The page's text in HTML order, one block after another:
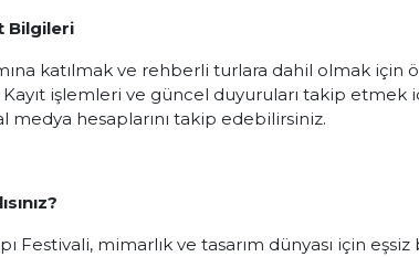
Bilgileri
katılmak ve rehberli turlara dahil olmak için
işlemleri ve güncel duyuruları takip etmek
medya hesaplarını takip edebilirsiniz.
Festivali, mimarlık ve tasarım dünyası için